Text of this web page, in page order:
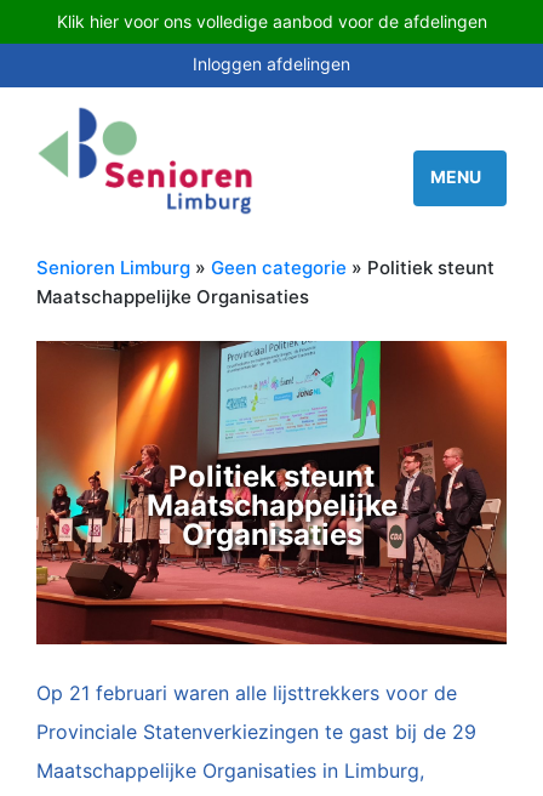
Klik hier voor ons volledige aanbod voor de afdelingen
Inloggen afdelingen
Senioren Limburg » Geen categorie » Politiek steunt
Maatschappelijke Organisaties
Politiek steunt
Maatschappelijke
Organisaties
Op 21 februari waren alle lijsttrekkers voor de
Provinciale Statenverkiezingen te gast bij de 29
Maatschappelijke Organisaties in Limburg,